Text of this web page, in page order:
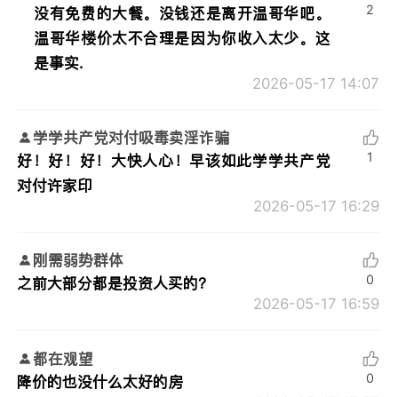
没有免费的大餐。没钱还是离开温哥华吧。
温哥华楼价太不合理是因为你收入太少。这
是事实.
2026-05-17 14:07
2
学学共产党对付吸毒卖淫诈骗
好！好！好！大快人心！早该如此学学共产党
对付许家印
2026-05-17 16:29
1
刚需弱势群体
之前大部分都是投资人买的？
2026-05-17 16:59
0
都在观望
降价的也没什么太好的房
0